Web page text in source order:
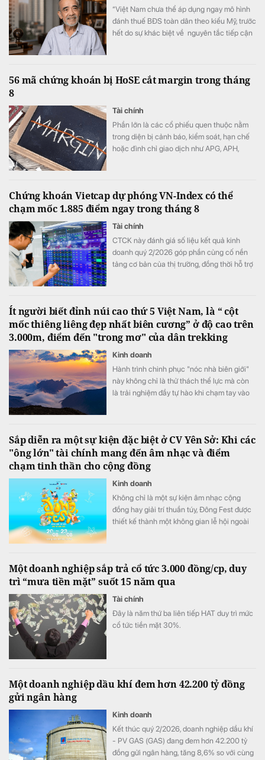
“Việt Nam chưa thể áp dụng ngay mô hình
đánh thuế BĐS toàn dân theo kiểu Mỹ, trước
hết do sự khác biệt về nguyên tắc tiếp cận
56 mã chứng khoán bị HoSE cắt margin trong tháng
8
Tài chính
Phần lớn là các cổ phiếu quen thuộc nằm
trong diện bị cảnh báo, kiểm soát, hạn chế
hoặc đình chỉ giao dịch như APG, APH,
Chứng khoán Vietcap dự phóng VN-Index có thể
chạm mốc 1.885 điểm ngay trong tháng 8
Tài chính
CTCK này đánh giá số liệu kết quả kinh
doanh quý 2/2026 góp phần củng cố nền
tảng cơ bản của thị trường, đồng thời hỗ trợ
Ít người biết đỉnh núi cao thứ 5 Việt Nam, là “ cột
mốc thiêng liêng đẹp nhất biên cương” ở độ cao trên
3.000m, điểm đến "trong mơ" của dân trekking
Kinh doanh
Hành trình chinh phục "nóc nhà biên giới"
này không chỉ là thử thách thể lực mà còn
là trải nghiệm đầy tự hào khi chạm tay vào
Sắp diễn ra một sự kiện đặc biệt ở CV Yên Sở: Khi các
"ông lớn" tài chính mang đến âm nhạc và điểm
chạm tinh thần cho cộng đồng
Kinh doanh
Không chỉ là một sự kiện âm nhạc cộng
đồng hay giải trí thuần túy, Đông Fest được
thiết kế thành một không gian lễ hội ngoài
Một doanh nghiệp sắp trả cổ tức 3.000 đồng/cp, duy
trì “mưa tiền mặt” suốt 15 năm qua
Tài chính
Đây là năm thứ ba liên tiếp HAT duy trì mức
cổ tức tiền mặt 30%.
Một doanh nghiệp dầu khí đem hơn 42.200 tỷ đồng
gửi ngân hàng
Kinh doanh
Kết thúc quý 2/2026, doanh nghiệp dầu khí
- PV GAS (GAS) đang đem hơn 42.200 tỷ
đồng gửi ngân hàng, tăng 8,6% so với cùng